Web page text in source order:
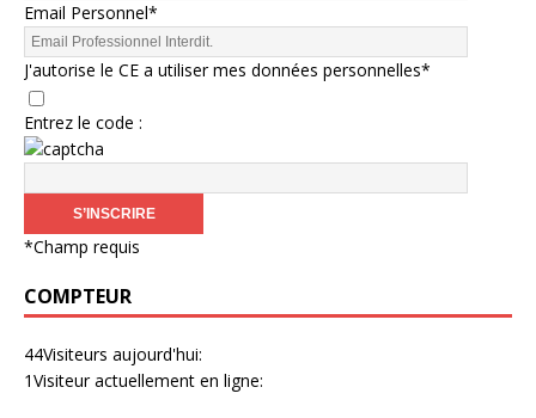
Email Personnel*
J'autorise le CE a utiliser mes données personnelles*
Entrez le code :
*Champ requis
COMPTEUR
44Visiteurs aujourd'hui:
1Visiteur actuellement en ligne: